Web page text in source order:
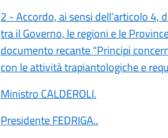
2 - Accordo, ai sensi dell’articolo 4,
tra il Governo, le regioni e le
documento recante “Principi
con le attività trapiantologiche e
Ministro CALDEROLI.
Presidente FEDRIGA..